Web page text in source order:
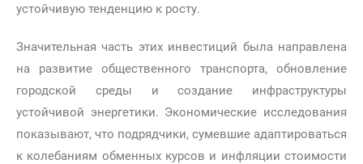
устойчивую тенденцию к росту.
Значительная часть этих инвестиций была направлена
на развитие общественного транспорта, обновление
городской среды и создание инфраструктуры
устойчивой энергетики. Экономические исследования
показывают, что подрядчики, сумевшие адаптироваться
к колебаниям обменных курсов и инфляции стоимости